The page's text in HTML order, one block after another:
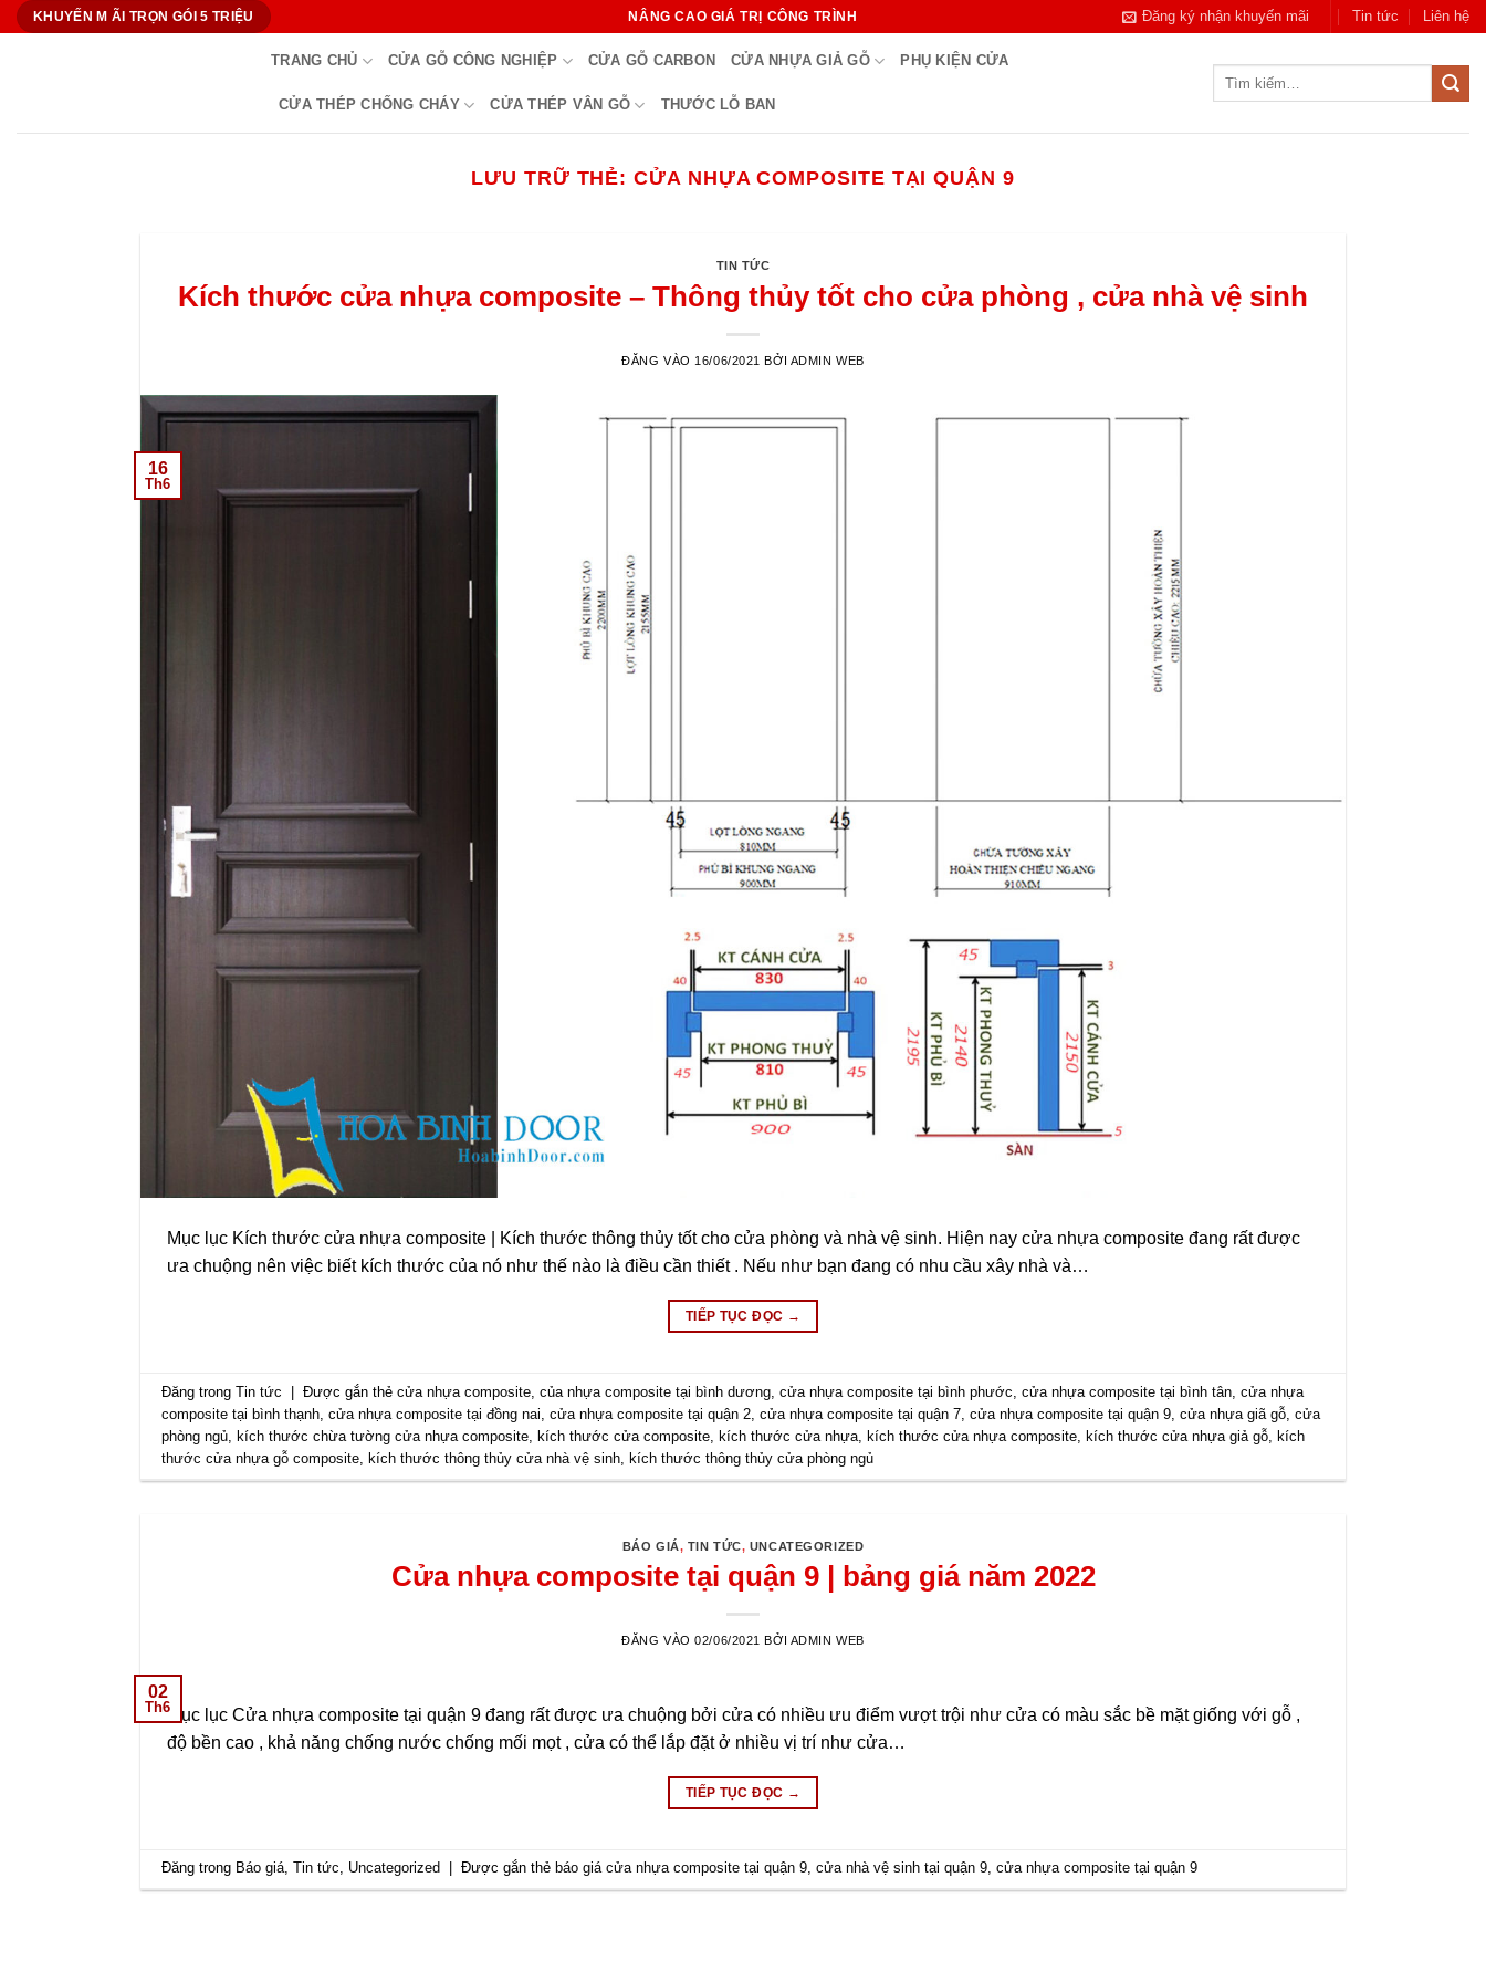
Bỏ
KHUYẾN M ÃI TRỌN GÓI 5 TRIỆU NÂNG CAO GIÁ TRỊ CÔNG TRÌNH Đăng ký nhận khuyến mãi Tin tức Liên hệ
TRANG CHỦ CỬA GỖ CÔNG NGHIỆP CỬA GỖ CARBON CỬA NHỰA GIẢ GỖ PHỤ KIỆN CỬA
CỬA THÉP CHỐNG CHÁY CỬA THÉP VÂN GỖ THƯỚC LỖ BAN
LƯU TRỮ THẺ:CỬA NHỰA COMPOSITE TẠI QUẬN 9
TIN TỨC
Kích thước cửa nhựa composite – Thông thủy tốt cho cửa phòng , cửa nhà vệ sinh
ĐĂNG VÀO 16/06/2021 BỞI ADMIN WEB
16
Th6
Mục lục Kích thước cửa nhựa composite | Kích thước thông thủy tốt cho cửa phòng và nhà vệ sinh. Hiện nay cửa nhựa composite đang rất được
ưa chuộng nên việc biết kích thước của nó như thế nào là điều cần thiết . Nếu như bạn đang có nhu cầu xây nhà và…
TIẾP TỤC ĐỌC →
Đăng trongTin tức Được gắn thẻcửa nhựa composite ,của nhựa composite tại bình dương ,cửa nhựa composite tại bình phước ,cửa nhựa composite tại bình tân ,cửa nhựa
composite tại bình thạnh ,cửa nhựa composite tại đồng nai ,cửa nhựa composite tại quận 2 ,cửa nhựa composite tại quận 7 ,cửa nhựa composite tại quận 9 ,cửa nhựa giã gỗ ,cửa
phòng ngủ
kích thước chừa tường cửa nhựa composite kích thước cửa composite kích thước cửa nhựa kích thước cửa nhựa composite kích thước cửa nhựa giả gỗ
kích
thước cửa nhựa gỗ composite
kích thước thông thủy cửa nhà vệ sinh kích thước thông thủy cửa phòng ngủ
BÁO GIÁ, TIN TỨC, UNCATEGORIZED
Cửa nhựa composite tại quận 9 | bảng giá năm 2022
ĐĂNG VÀO02/06/2021 BỞI ADMIN WEB
02
Th6Mục lục Cửa nhựa composite tại quận 9 đang rất được ưa chuộng bởi cửa có nhiều ưu điểm vượt trội như cửa có màu sắc bề mặt giống với gỗ ,
độ bền cao , khả năng chống nước chống mối mọt , cửa có thể lắp đặt ở nhiều vị trí như cửa…
TIẾP TỤC ĐỌC →
Đăng trong Báo giá,Tin tức, Uncategorized Được gắn thẻ báo giá cửa nhựa composite tại quận 9,cửa nhà vệ sinh tại quận 9,cửa nhựa composite tại quận 9